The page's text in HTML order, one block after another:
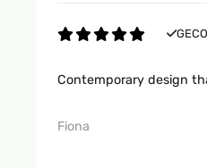
Contemporary design
Fiona